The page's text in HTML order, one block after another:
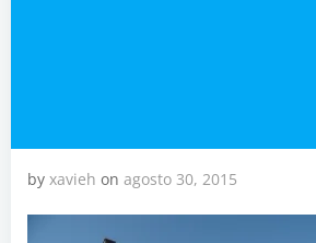
by xavieh on agosto 30, 2015